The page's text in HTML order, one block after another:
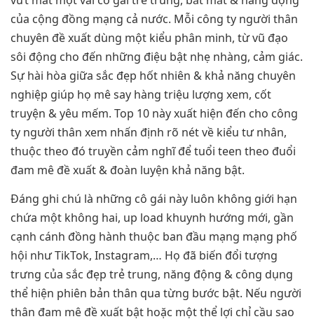
của cộng đồng mạng cả nước. Mỗi công ty người thân
chuyên đề xuất dùng một kiểu phân minh, từ vũ đạo
sôi động cho đến những điệu bật nhẹ nhàng, cảm giác.
Sự hài hòa giữa sắc đẹp hốt nhiên & khả năng chuyên
nghiệp giúp họ mê say hàng triệu lượng xem, cốt
truyện & yêu mếm. Top 10 này xuất hiện đến cho công
ty người thân xem nhấn định rõ nét về kiểu tư nhân,
thuộc theo đó truyền cảm nghĩ để tuổi teen theo đuổi
đam mê đề xuất & đoàn luyện khả năng bật.
Đáng ghi chú là những cô gái này luôn không giới hạn
chứa một không hai, up load khuynh hướng mới, gần
cạnh cánh đồng hành thuộc ban đầu mạng mạng phố
hội như TikTok, Instagram,… Họ đã biến đổi tượng
trưng của sắc đẹp trẻ trung, năng động & công dụng
thể hiện phiên bản thân qua từng bước bật. Nếu người
thân đam mê đề xuất bật hoặc một thể lợi chỉ cầu sao